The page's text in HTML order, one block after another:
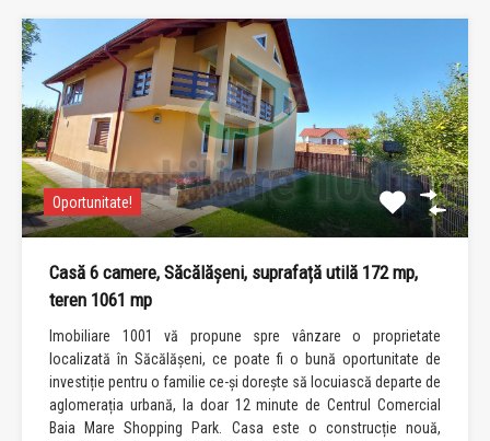
Oportunitate!
Casă 6 camere, Săcălășeni, suprafață utilă 172 mp,
teren 1061 mp
Imobiliare 1001 vă propune spre vânzare o proprietate
localizată în Săcălășeni, ce poate fi o bună oportunitate de
investiție pentru o familie ce-și dorește să locuiască departe de
aglomerația urbană, la doar 12 minute de Centrul Comercial
Baia Mare Shopping Park. Casa este o construcție nouă,